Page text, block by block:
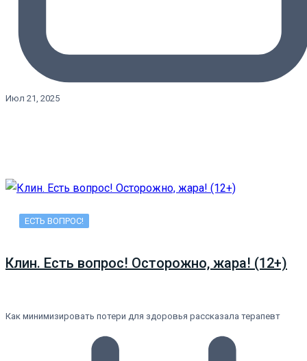
Июл 21, 2025
ЕСТЬ ВОПРОС!
Клин. Есть вопрос! Осторожно, жара! (12+)
Как минимизировать потери для здоровья рассказала терапевт